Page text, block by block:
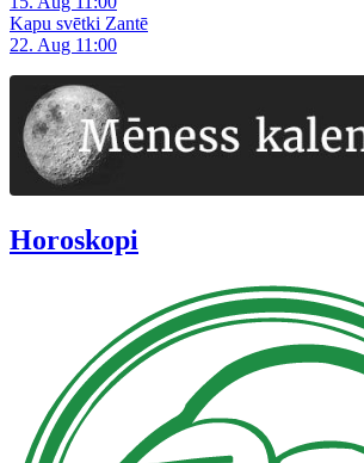
Kapu svētki Zantē
22. Aug 11:00
Horoskopi